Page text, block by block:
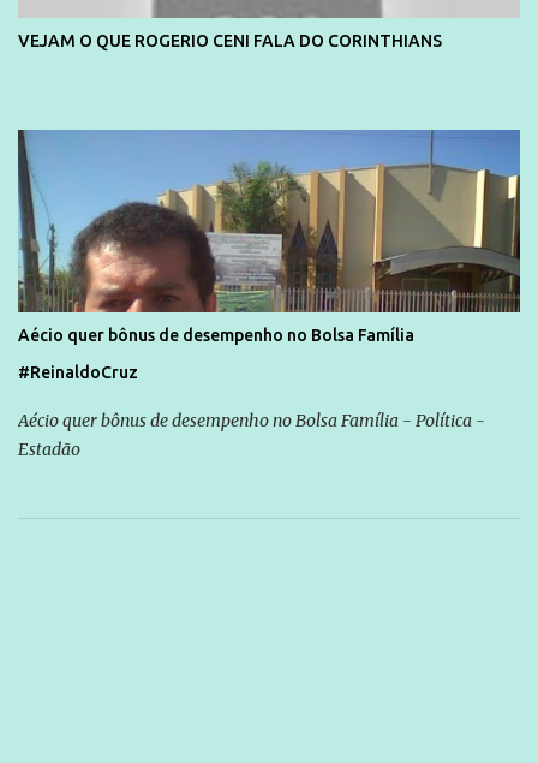
VEJAM O QUE ROGERIO CENI FALA DO CORINTHIANS
Aécio quer bônus de desempenho no Bolsa Família
#ReinaldoCruz
Aécio quer bônus de desempenho no Bolsa Família - Política -
Estadão